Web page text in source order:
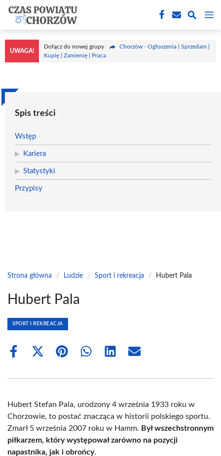
Przejdź
treści
UWAGA!
Dołącz do nowej grupy
Chorzów - Ogłoszenia | Sprzedam |
Kupię | Zamienię | Praca
Spis treści
Wstęp
Kariera
Statystyki
Przypisy
Strona główna / Ludzie / Sport i rekreacja / Hubert Pala
Hubert Pala
SPORT I REKREACJA
Share
Share
(Twitter)
Share Share Share Share
Hubert Stefan Pala, urodzony 4 września 1933 roku w
Chorzowie, to postać znacząca w historii polskiego sportu.
Zmarł 5 września 2007 roku w Hamm. Był wszechstronnym
piłkarzem, który występował zarówno na pozycji
napastnika, jak i obrońcy.